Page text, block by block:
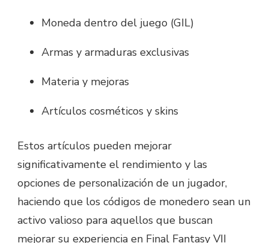
Moneda dentro del juego (GIL)
Armas y armaduras exclusivas
Materia y mejoras
Artículos cosméticos y skins
Estos artículos pueden mejorar
significativamente el rendimiento y las
opciones de personalización de un jugador,
haciendo que los códigos de monedero sean un
activo valioso para aquellos que buscan
mejorar su experiencia en Final Fantasy VII